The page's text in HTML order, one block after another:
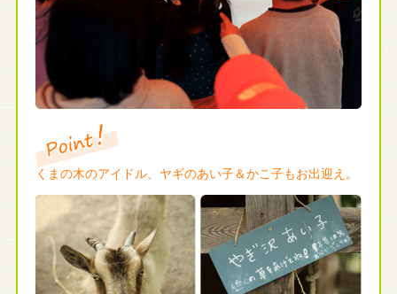
くまの木のアイドル、ヤギのあい子＆かこ子もお出迎え。